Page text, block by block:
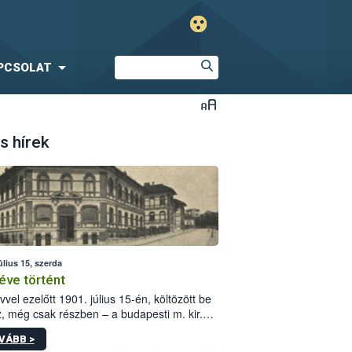
hírek
15, szerda
történt
ezelőtt 1901. július 15-én, költözött be
még csak részben – a budapesti m. kir.
állomás a Kis Rókus utca
alatti, Czigler Győző által tervezett új
>